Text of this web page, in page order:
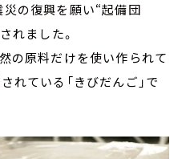
の復興を願い“起備団
れました。
の原料だけを使い作られて
れている「きびだんご」で